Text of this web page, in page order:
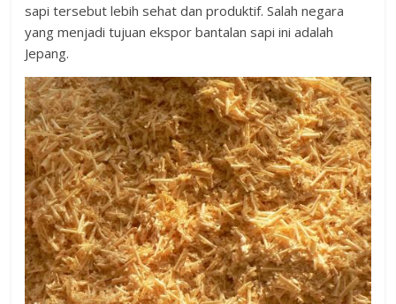
sapi tersebut lebih sehat dan produktif. Salah negara
yang menjadi tujuan ekspor bantalan sapi ini adalah
Jepang.